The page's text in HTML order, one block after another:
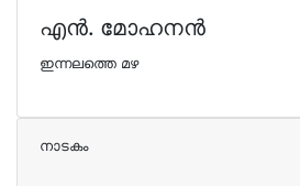
എന്‍. മോഹനന്‍
ഇന്നലത്തെ മഴ
നാടകം